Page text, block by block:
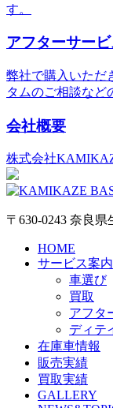
す。
アフターサービ
弊社で購入いただ
タムのご相談など
会社概要
株式会社
〒630-0243 奈良
HOME
サービス案内
車選び
買取
アフタ
ディテ
在庫車情報
販売実績
買取実績
GALLERY